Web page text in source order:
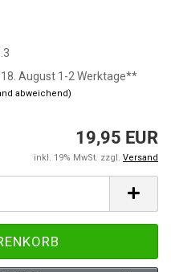
August 1-2 Werktage**
abweichend)
19,95 EUR
inkl. 19% MwSt. zzgl. Versand